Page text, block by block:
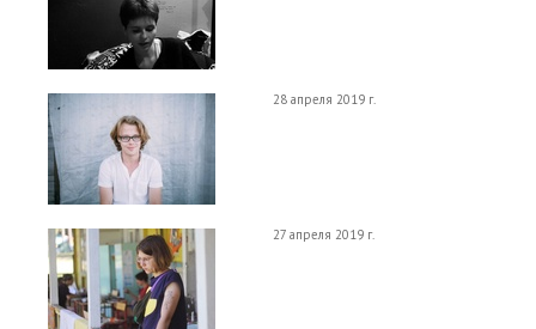
28 апреля 2019 г.
27 апреля 2019 г.